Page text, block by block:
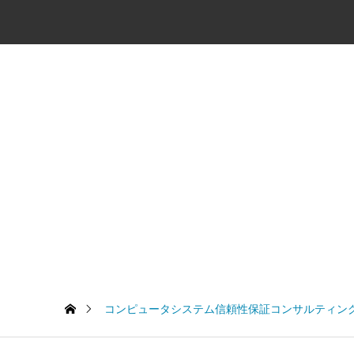
コンピュータシステム信頼性保証コンサルティン